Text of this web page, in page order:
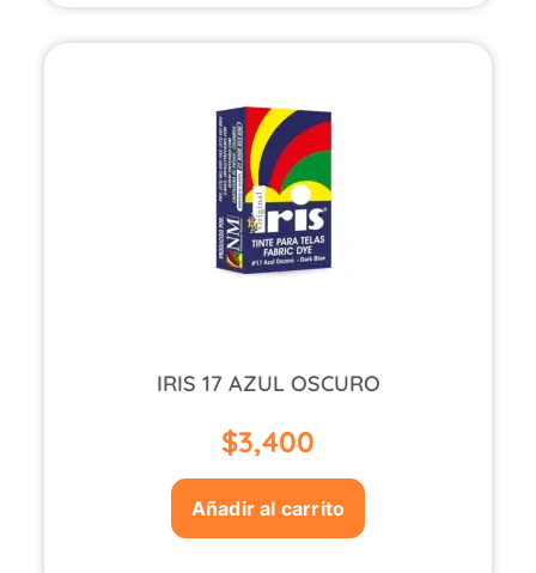
IRIS 17 AZUL OSCURO
$3,400
Añadir al carrito